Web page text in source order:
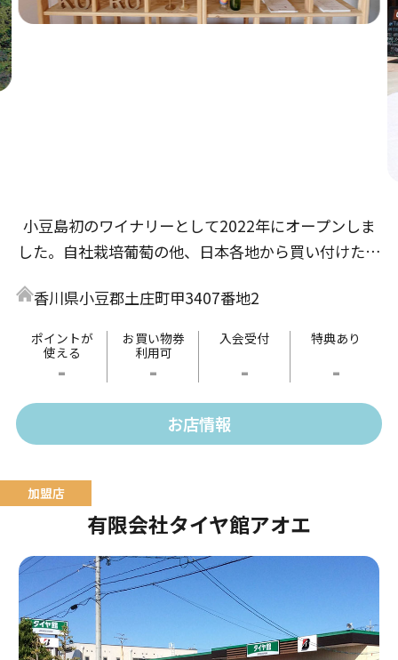
小豆島初のワイナリーとして2022年にオープンしま
した。自社栽培葡萄の他、日本各地から買い付けた葡
ているような、飲み心地の良いワインたちを是非ご賞
味ください。ワイナリーは小豆島土庄港より車で10分
の場所に位置します。ご来島の際はぜひ遊びにいらし
てください。瀬戸内海を一望する丘の上でお待ちして
おります。
香川県小豆郡土庄町甲3407番地2
ポイントが
使える
-
お買い物券
利用可
-
入会受付
-
特典あり
-
お店情報
有限会社タイヤ館アオエ